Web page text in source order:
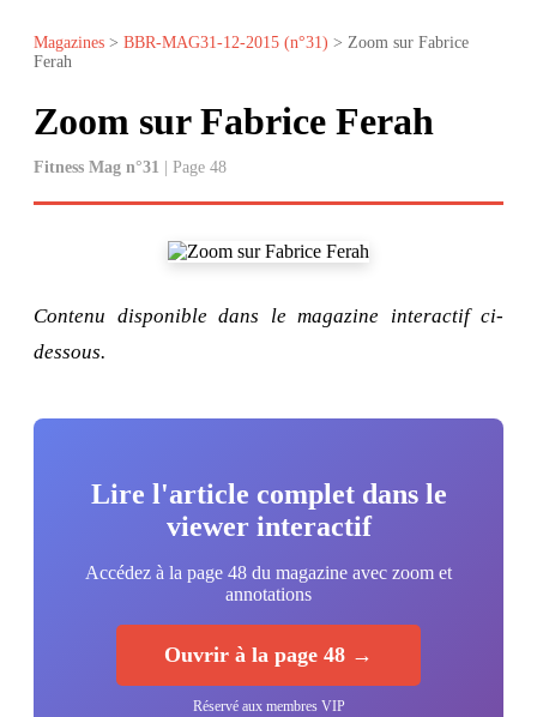
Magazines > BBR-MAG31-12-2015 (n°31) > Zoom sur Fabrice
Ferah
Zoom sur Fabrice Ferah
Fitness Mag n°31 | Page 48
Contenu disponible dans le magazine interactif ci-
dessous.
Lire l'article complet dans le
viewer interactif
Accédez à la page 48 du magazine avec zoom et
annotations
Ouvrir à la page 48 →
Réservé aux membres VIP